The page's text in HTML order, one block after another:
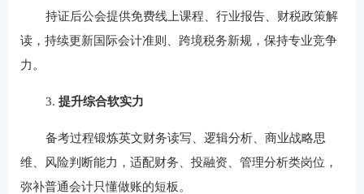
持证后公会提供免费线上课程、行业报告、财税政策解
读，持续更新国际会计准则、跨境税务新规，保持专业竞争
力。
3. 提升综合软实力
备考过程锻炼英文财务读写、逻辑分析、商业战略思
维、风险判断能力，适配财务、投融资、管理分析类岗位，
弥补普通会计只懂做账的短板。